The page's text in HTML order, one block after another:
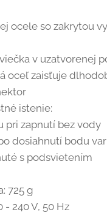
ocele so zakrytou
v uzatvorenej
oceľ zaisťuje
istenie:
pri zapnutí bez vody
dosiahnutí bodu
s podsvietením
725 g
- 240 V, 50 Hz